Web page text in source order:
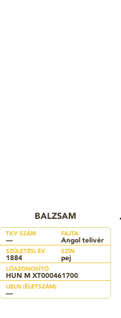
BALZSAM
TKV SZÁM
—
FAJTA
Angol telivér
SZÜLETÉSI ÉV
1884
SZÍN
pej
LÓAZONOSÍTÓ
HUN M XT000461700
UELN (ÉLETSZÁM)
—